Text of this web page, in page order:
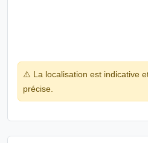
⚠️ La localisation est indicative
précise.